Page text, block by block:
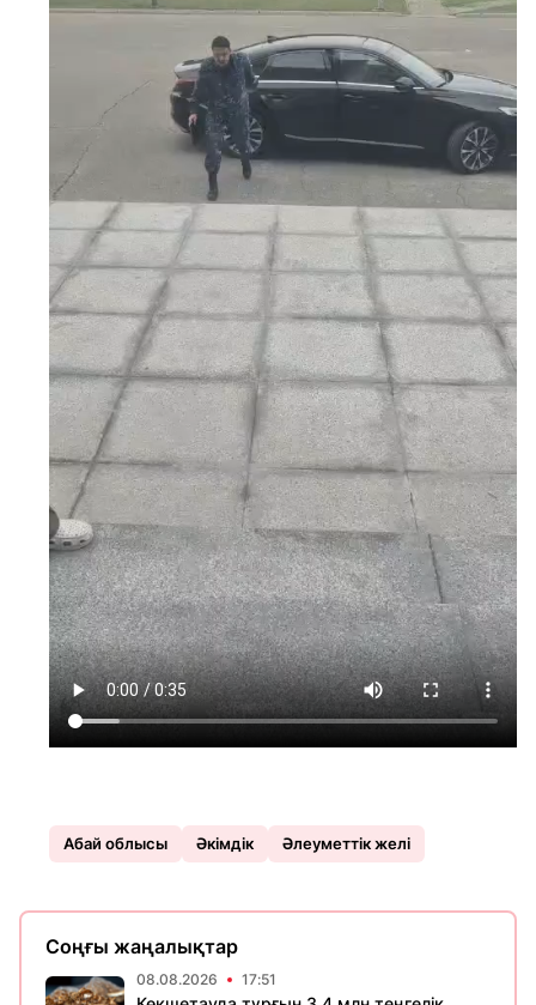
Абай облысы Әкімдік Әлеуметтік желі
Соңғы жаңалықтар
08.08.2026 17:51